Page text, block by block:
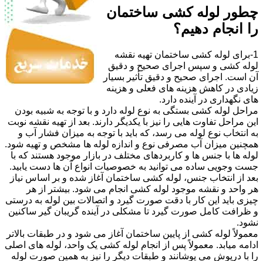
چطور لوله کشی ساختمان
را انجام دهیم؟
1-برای لوله کشی ساختمان تهیه نقشه
لوله کشی و سپس اجرای صحیح و دقیق
آن است. اجرای صحیح و دقیق تأثیر بسیار
زیادی در کاهش هزینه های فعلی و هزینه
های نگهداری در آینده دارد.
مراحل لوله کشی بستگی به نوع لوله دارد و با توجه به شبیه بودن
این مراحل تفاوت هایی را نیز با یکدیگر دارند. بعد از تهیه نقشه نوبت
به انتخاب نوع لوله می رسد، که باید با توجه به میزان فشار آب و
همچنین میزان آب مصرفی نوع و اندازه لوله ها مشخص و تهیه شود.
لوله ها با جنس ها و کاربردهای مختلف در بازار موجود هستند که با
جست وجویی ساده می توانید به خصوصیات انواع آن ها دست یابید.
بعد از انتخاب جنس، لوله کشی ساختمان آغاز شده و بر اساس نیاز
هر واحد و نقشه موجود لوله کشی انجام می شود. بیشتر از هر
چیزی باید این کار با دقت صورت گیرد و اتصالات بین لوله به درستی
و ظرافت کامل صورت گیرد تا مشکلی در آینده گریبان گیر ساکنین
نشود.
معمولاً لوله کشی از پایین ساختمان آغاز می شود و در طبقات بالاتر
ادامه میابد. معمولاً پس از انجام لوله کشی یک واحد، لوله های اصلی
را با درپوش می پوشانند و طبقات دیگر را نیز به همین صورت لوله